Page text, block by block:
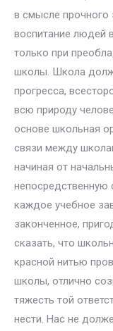
в смысле
воспитание людей
только при
школы. Школа
прогресса,
всю природу
основе школьная
связи между
начиная от
непосредственную
каждое учебное
законченное,
сказать, что
красной нитью
школы, отлично
тяжесть той
нести. Нас не